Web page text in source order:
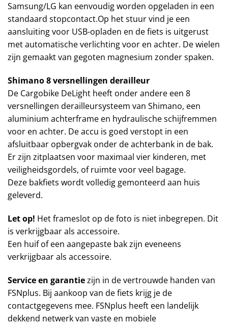
Samsung/LG kan eenvoudig worden opgeladen in een
standaard stopcontact.Op het stuur vind je een
aansluiting voor USB-opladen en de fiets is uitgerust
met automatische verlichting voor en achter. De wielen
zijn gemaakt van gegoten magnesium zonder spaken.
Shimano 8 versnellingen derailleur
De Cargobike DeLight heeft onder andere een 8
versnellingen derailleursysteem van Shimano, een
aluminium achterframe en hydraulische schijfremmen
voor en achter. De accu is goed verstopt in een
afsluitbaar opbergvak onder de achterbank in de bak.
Er zijn zitplaatsen voor maximaal vier kinderen, met
veiligheidsgordels, of ruimte voor veel bagage.
Deze bakfiets wordt volledig gemonteerd aan huis
geleverd.
Let op! Het frameslot op de foto is niet inbegrepen. Dit
is verkrijgbaar als accessoire.
Een huif of een aangepaste bak zijn eveneens
verkrijgbaar als accessoire.
Service en garantiezijn in de vertrouwde handen van
FSNplus. Bij aankoop van de fiets krijg je de
contactgegevens mee. FSNplus heeft een landelijk
dekkend netwerk van vaste en mobiele